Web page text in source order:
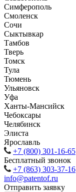
Симферополь
Смоленск
Сочи
Сыктывкар
Тамбов
Тверь
Томск
Тула
Тюмень
Ульяновск
Уфа
Ханты-Мансийск
Чебоксары
Челябинск
Элиста
Ярославль
+7 (800) 301-16-65
Бесплатный звонок
+7 (863) 303-37-16
info@patentof.ru
Отправить заявку